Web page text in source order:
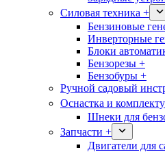
Силовая техника +
Бензиновые
Инверторные
Блоки
Бензорезы +
Бензобуры +
Ручной садовый
Оснастка и
Шнеки для
Запчасти +
Двигатели для